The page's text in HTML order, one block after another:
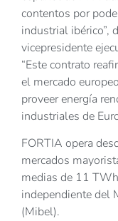
contentos por
industrial ibérico”,
vicepresidente
“Este contrato
el mercado
proveer energía
industriales de
FORTIA opera
mercados
medias de 11
independiente del
(Mibel).